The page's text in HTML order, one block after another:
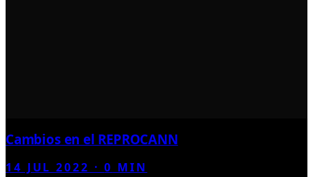
Cambios en el REPROCANN
14 JUL 2022 ·0 MIN